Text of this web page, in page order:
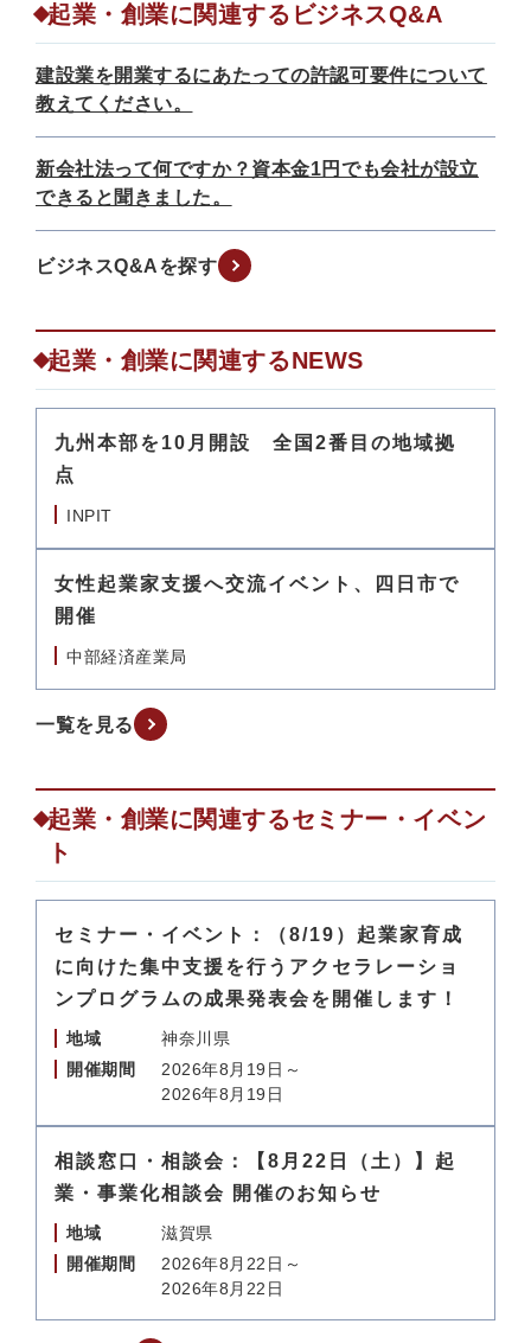
起業・創業に関連するビジネスQ&A
建設業を開業するにあたっての許認可要件について
教えてください。
新会社法って何ですか？資本金1円でも会社が設立
できると聞きました。
ビジネスQ&Aを探す
起業・創業に関連するNEWS
九州本部を10月開設 全国2番目の地域拠
点
INPIT
女性起業家支援へ交流イベント、四日市で
開催
中部経済産業局
一覧を見る
起業・創業に関連するセミナー・イベン
ト
セミナー・イベント：（8/19）起業家育成
に向けた集中支援を行うアクセラレーショ
ンプログラムの成果発表会を開催します！
地域
神奈川県
開催期間
2026年8月19日～
2026年8月19日
相談窓口・相談会：【8月22日（土）】起
業・事業化相談会 開催のお知らせ
地域
滋賀県
開催期間
2026年8月22日～
2026年8月22日